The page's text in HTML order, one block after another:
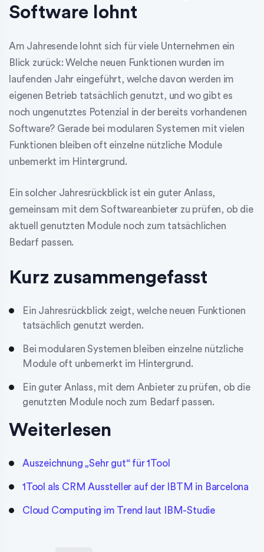
Software lohnt
Am Jahresende lohnt sich für viele Unternehmen ein
Blick zurück: Welche neuen Funktionen wurden im
laufenden Jahr eingeführt, welche davon werden im
eigenen Betrieb tatsächlich genutzt, und wo gibt es
noch ungenutztes Potenzial in der bereits vorhandenen
Software? Gerade bei modularen Systemen mit vielen
Funktionen bleiben oft einzelne nützliche Module
unbemerkt im Hintergrund.
Ein solcher Jahresrückblick ist ein guter Anlass,
gemeinsam mit dem Softwareanbieter zu prüfen, ob die
aktuell genutzten Module noch zum tatsächlichen
Bedarf passen.
Kurz zusammengefasst
Ein Jahresrückblick zeigt, welche neuen Funktionen
tatsächlich genutzt werden.
Bei modularen Systemen bleiben einzelne nützliche
Module oft unbemerkt im Hintergrund.
Ein guter Anlass, mit dem Anbieter zu prüfen, ob die
genutzten Module noch zum Bedarf passen.
Weiterlesen
Auszeichnung „Sehr gut“ für 1Tool
1Tool als CRM Aussteller auf der IBTM in Barcelona
Cloud Computing im Trend laut IBM-Studie